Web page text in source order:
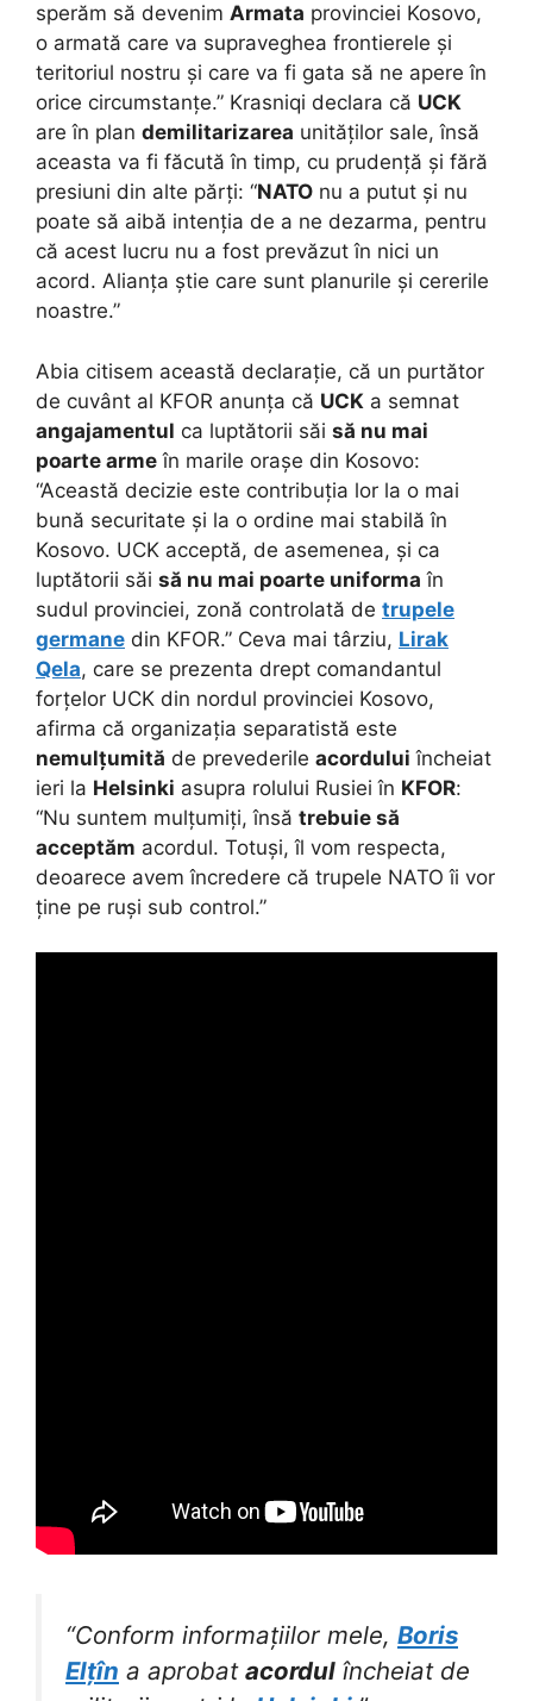
sperăm să devenim Armata provinciei Kosovo,
o armată care va supraveghea frontierele și
teritoriul nostru și care va fi gata să ne apere în
orice circumstanțe.” Krasniqi declara că UCK
are în plan demilitarizarea unităților sale, însă
aceasta va fi făcută în timp, cu prudență și fără
presiuni din alte părți: “NATO nu a putut și nu
poate să aibă intenția de a ne dezarma, pentru
că acest lucru nu a fost prevăzut în nici un
acord. Alianța știe care sunt planurile și cererile
noastre.”
Abia citisem această declarație, că un purtător
de cuvânt al KFOR anunța că UCK a semnat
angajamentul ca luptătorii săi să nu mai
poarte arme în marile orașe din Kosovo:
“Această decizie este contribuția lor la o mai
bună securitate și la o ordine mai stabilă în
Kosovo. UCK acceptă, de asemenea, și ca
luptătorii săi să nu mai poarte uniforma în
sudul provinciei, zonă controlată de trupele
germane din KFOR.” Ceva mai târziu, Lirak
Qela, care se prezenta drept comandantul
forțelor UCK din nordul provinciei Kosovo,
afirma că organizația separatistă este
nemulțumită de prevederile acordului încheiat
ieri la Helsinki asupra rolului Rusiei în KFOR:
“Nu suntem mulțumiți, însă trebuie să
acceptăm acordul. Totuși, îl vom respecta,
deoarece avem încredere că trupele NATO îi vor
ține pe ruși sub control.”
“Conform informațiilor mele, Boris
Elțîn a aprobat acordul încheiat de